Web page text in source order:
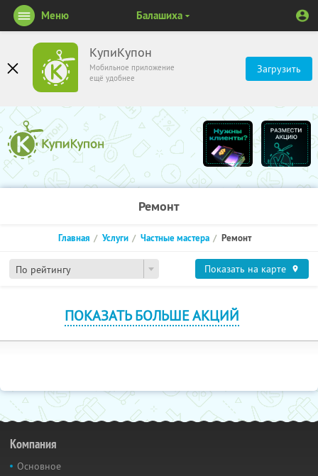
КупиКупон
Мобильное приложение
ещё удобнее
Загрузить
Меню Балашиха
Ремонт
По рейтингу
Главная Услуги Частные мастера Ремонт
Показать на карте
ПОКАЗАТЬ БОЛЬШЕ АКЦИЙ
Компания
Основное